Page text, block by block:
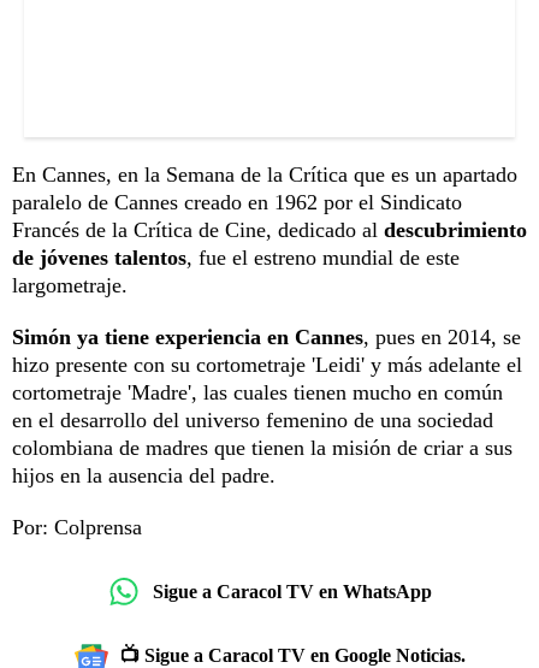
En Cannes, en la Semana de la Crítica que es un apartado
paralelo de Cannes creado en 1962 por el Sindicato
Francés de la Crítica de Cine, dedicado al descubrimiento
de jóvenes talentos, fue el estreno mundial de este
largometraje.
Simón ya tiene experiencia en Cannes, pues en 2014, se
hizo presente con su cortometraje 'Leidi' y más adelante el
cortometraje 'Madre', las cuales tienen mucho en común
en el desarrollo del universo femenino de una sociedad
colombiana de madres que tienen la misión de criar a sus
hijos en la ausencia del padre.
Por: Colprensa
Sigue a Caracol TV en WhatsApp
📺 Sigue a Caracol TV en Google Noticias.